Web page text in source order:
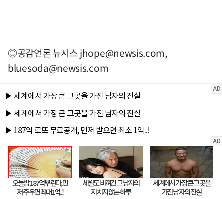
◎공감언론 뉴시스jhope@newsis.com,
bluesoda@newsis.com